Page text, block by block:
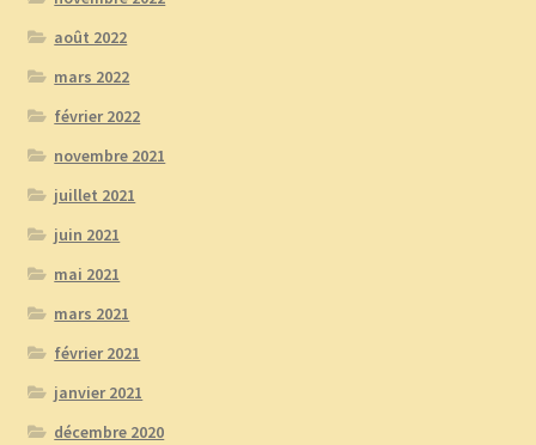
août 2022
mars 2022
février 2022
novembre 2021
juillet 2021
juin 2021
mai 2021
mars 2021
février 2021
janvier 2021
décembre 2020